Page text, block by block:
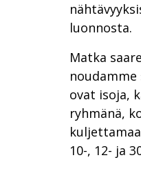
luonnosta.
Matka
ovat isoja,
ryhmänä,
10-, 12- ja